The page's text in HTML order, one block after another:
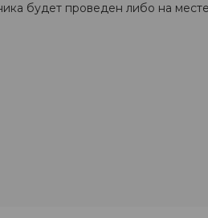
будет проведен либо на